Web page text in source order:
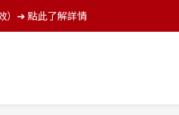
）➔ 點此了解詳情